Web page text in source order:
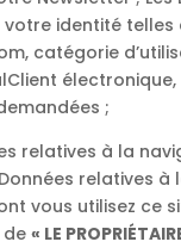
votre identité telles
catégorie
;
relatives à la
relatives à
vous utilisez ce
« LE